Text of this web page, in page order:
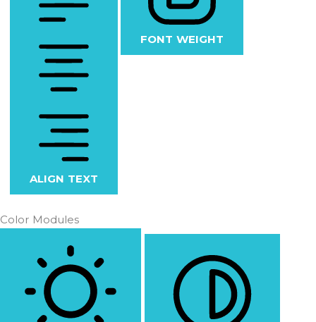
ALIGN TEXT
FONT WEIGHT
Color Modules